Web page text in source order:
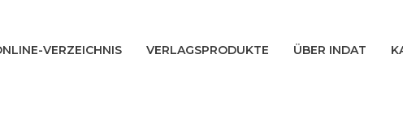
VERZEICHNIS VERLAGSPRODUKTE ÜBER INDAT